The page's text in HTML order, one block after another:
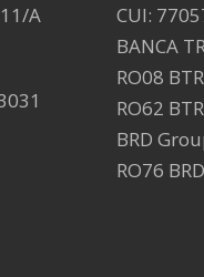
A
CUI:
BANCA
RO08
RO62
BRD
RO76